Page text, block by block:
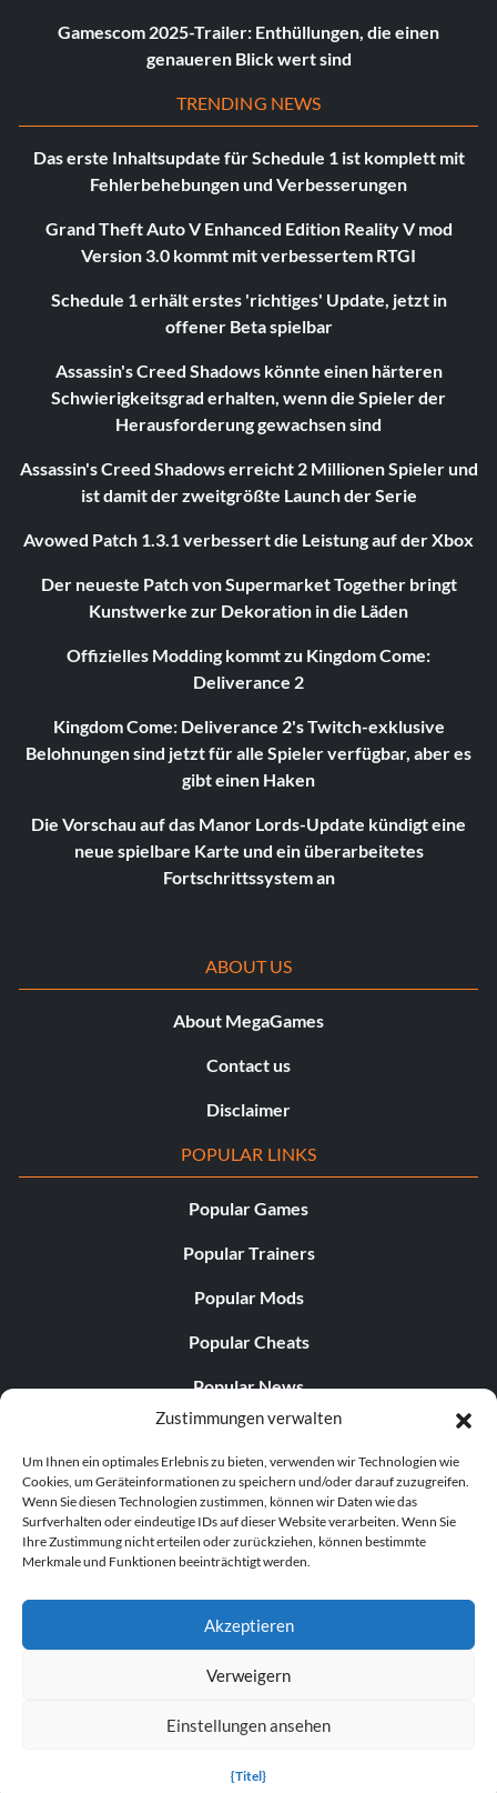
Zustimmungen verwalten
Um Ihnen ein optimales Erlebnis zu bieten, verwenden wir Technologien wie
Cookies, um Geräteinformationen zu speichern und/oder darauf zuzugreifen.
Wenn Sie diesen Technologien zustimmen, können wir Daten wie das
Surfverhalten oder eindeutige IDs auf dieser Website verarbeiten. Wenn Sie
Ihre Zustimmung nicht erteilen oder zurückziehen, können bestimmte
Merkmale und Funktionen beeinträchtigt werden.
Akzeptieren
Verweigern
Einstellungen ansehen
{Titel}
Gamescom 2025-Trailer: Enthüllungen, die einen
genaueren Blick wert sind
TRENDING NEWS
Das erste Inhaltsupdate für Schedule 1 ist komplett mit
Fehlerbehebungen und Verbesserungen
Grand Theft Auto V Enhanced Edition Reality V mod
Version 3.0 kommt mit verbessertem RTGI
Schedule 1 erhält erstes 'richtiges' Update, jetzt in
offener Beta spielbar
Assassin's Creed Shadows könnte einen härteren
Schwierigkeitsgrad erhalten, wenn die Spieler der
Herausforderung gewachsen sind
Assassin's Creed Shadows erreicht 2 Millionen Spieler und
ist damit der zweitgrößte Launch der Serie
Avowed Patch 1.3.1 verbessert die Leistung auf der Xbox
Der neueste Patch von Supermarket Together bringt
Kunstwerke zur Dekoration in die Läden
Offizielles Modding kommt zu Kingdom Come:
Deliverance 2
Kingdom Come: Deliverance 2's Twitch-exklusive
Belohnungen sind jetzt für alle Spieler verfügbar, aber es
gibt einen Haken
Die Vorschau auf das Manor Lords-Update kündigt eine
neue spielbare Karte und ein überarbeitetes
Fortschrittssystem an
ABOUT US
About MegaGames
Contact us
Disclaimer
POPULAR LINKS
Popular Games
Popular Trainers
Popular Mods
Popular Cheats
Popular News
Popular Editorials
Popular Free Games
LATEST UPDATES
© 1998–2026 MegaGames.com All rights reserved
Settings